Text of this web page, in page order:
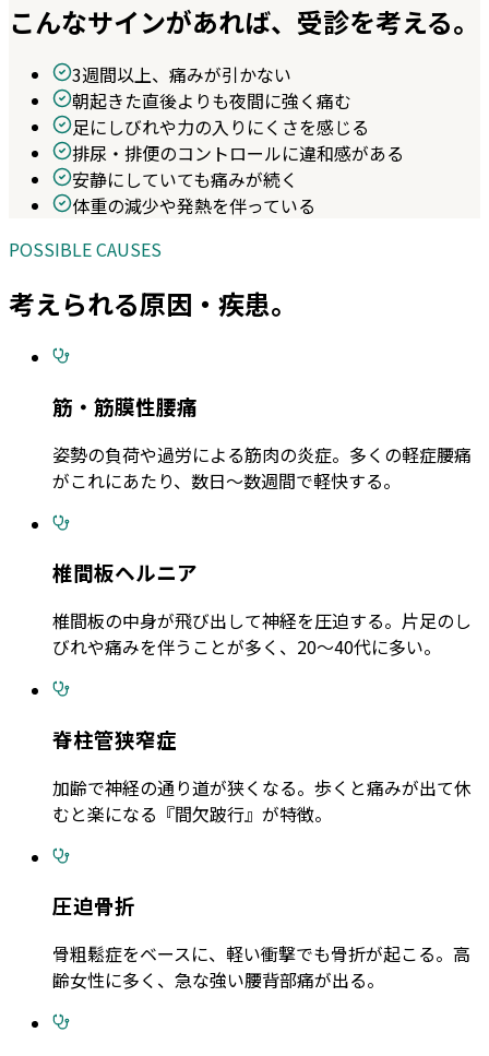
こんなサインがあれば、受診を考える。
3週間以上、痛みが引かない
朝起きた直後よりも夜間に強く痛む
足にしびれや力の入りにくさを感じる
排尿・排便のコントロールに違和感がある
安静にしていても痛みが続く
体重の減少や発熱を伴っている
POSSIBLE CAUSES
考えられる原因・疾患。
筋・筋膜性腰痛
姿勢の負荷や過労による筋肉の炎症。多くの軽症腰痛
がこれにあたり、数日〜数週間で軽快する。
椎間板ヘルニア
椎間板の中身が飛び出して神経を圧迫する。片足のし
びれや痛みを伴うことが多く、20〜40代に多い。
脊柱管狭窄症
加齢で神経の通り道が狭くなる。歩くと痛みが出て休
むと楽になる『間欠跛行』が特徴。
圧迫骨折
骨粗鬆症をベースに、軽い衝撃でも骨折が起こる。高
齢女性に多く、急な強い腰背部痛が出る。